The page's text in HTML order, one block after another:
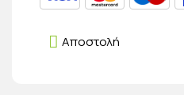
Αποστολή